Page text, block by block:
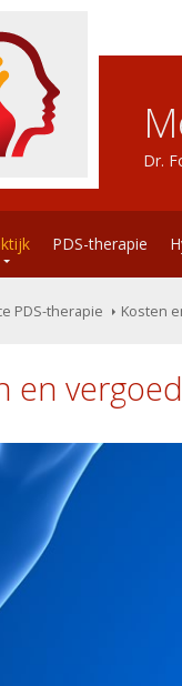
Dr.
PDS-therapie
PDS-therapie Kosten
en